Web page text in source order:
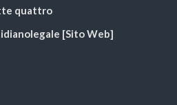
quattro
[Sito Web]